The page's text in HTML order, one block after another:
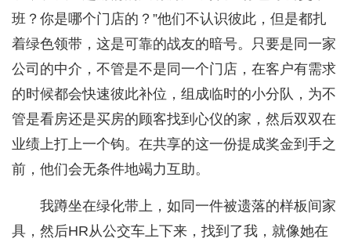
班？你是哪个门店的？”他们不认识彼此，但是都扎
着绿色领带，这是可靠的战友的暗号。只要是同一家
公司的中介，不管是不是同一个门店，在客户有需求
的时候都会快速彼此补位，组成临时的小分队，为不
管是看房还是买房的顾客找到心仪的家，然后双双在
业绩上打上一个钩。在共享的这一份提成奖金到手之
前，他们会无条件地竭力互助。
我蹲坐在绿化带上，如同一件被遗落的样板间家
具，然后HR从公交车上下来，找到了我，就像她在